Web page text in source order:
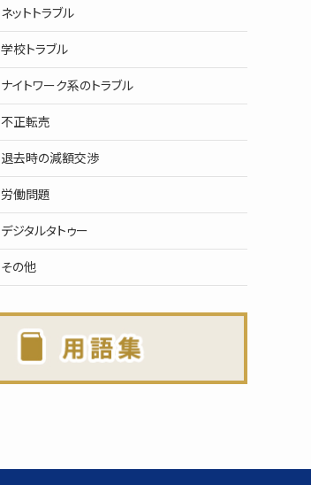
ネットトラブル
学校トラブル
ナイトワーク系のトラブル
不正転売
退去時の減額交渉
労働問題
デジタルタトゥー
その他